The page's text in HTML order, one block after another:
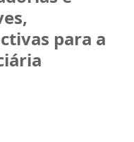
para a